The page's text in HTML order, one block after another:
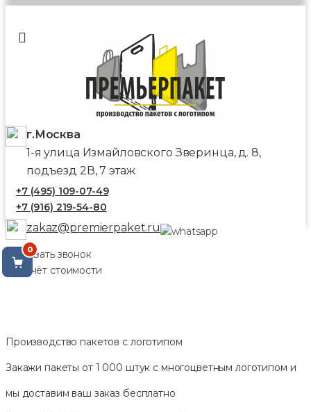
г.Москва
1-я улица Измайловского Зверинца, д. 8,
подъезд 2В, 7 этаж
+7 (495) 109-07-49
+7 (916) 219-54-80
zakaz@premierpaket.ru
Заказать звонок
Расчёт стоимости
0
Производство пакетов с логотипом
Закажи пакеты от 1 000 штук с многоцветным логотипом и
мы доставим ваш заказ бесплатно